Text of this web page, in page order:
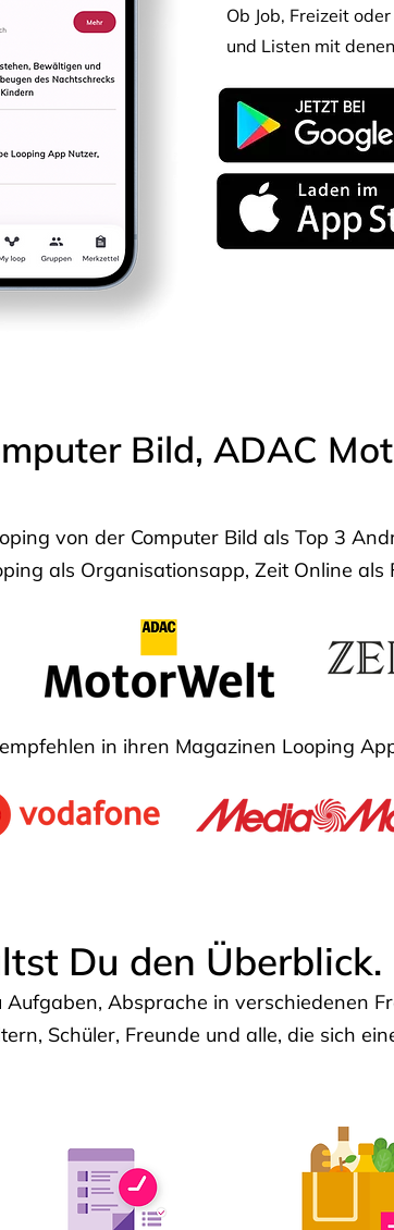
Ob Job, Freizeit
und Listen mit
Bild, ADAC
von der Computer Bild als Top 3
als Organisationsapp, Zeit Online
in ihren Magazinen Looping
Du den
Absprache in verschiedenen
Schüler, Freunde und alle, die sich